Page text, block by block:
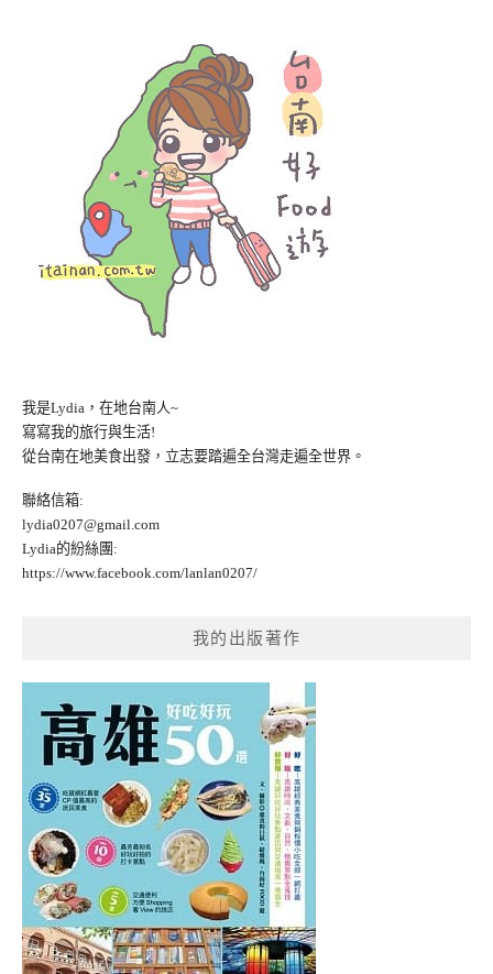
我是Lydia，在地台南人~
寫寫我的旅行與生活!
從台南在地美食出發，立志要踏遍全台灣走遍全世界。
聯絡信箱:
lydia0207@gmail.com
Lydia的紛絲團:
https://www.facebook.com/lanlan0207/
我的出版著作